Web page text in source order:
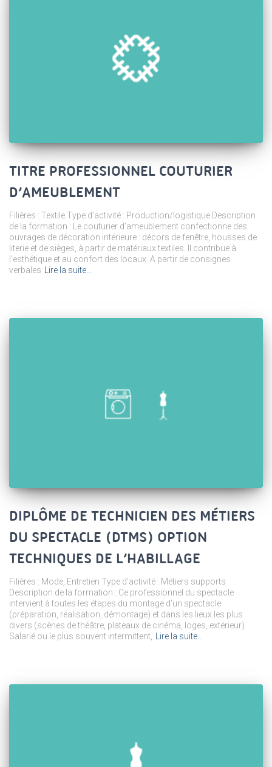
TITRE PROFESSIONNEL COUTURIER
D’AMEUBLEMENT
Filières : Textile Type d’activité : Production/logistique Description
de la formation : Le couturier d’ameublement confectionne des
ouvrages de décoration intérieure : décors de fenêtre, housses de
literie et de sièges, à partir de matériaux textiles. Il contribue à
l’esthétique et au confort des locaux. A partir de consignes
verbales Lire la suite…
DIPLÔME DE TECHNICIEN DES MÉTIERS
DU SPECTACLE (DTMS) OPTION
TECHNIQUES DE L’HABILLAGE
Filières : Mode, Entretien Type d’activité : Métiers supports
Description de la formation : Ce professionnel du spectacle
intervient à toutes les étapes du montage d’un spectacle
(préparation, réalisation, démontage) et dans les lieux les plus
divers (scènes de théâtre, plateaux de cinéma, loges, extérieur).
Salarié ou le plus souvent intermittent,
Lire la suite…